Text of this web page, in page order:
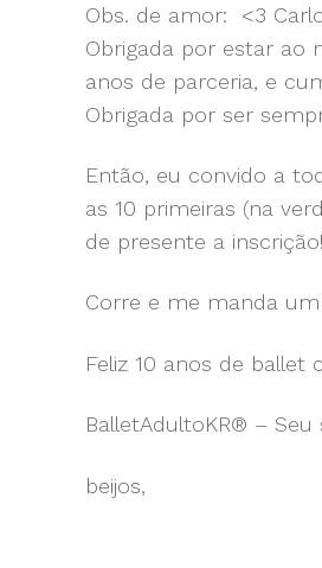
Obs. de amor: <3
Obrigada por estar ao
anos de parceria, e
Obrigada por ser
Então, eu convido a
as 10 primeiras (na
de presente a
Corre e me manda um
Feliz 10 anos de ballet
BalletAdultoKR® –
beijos,